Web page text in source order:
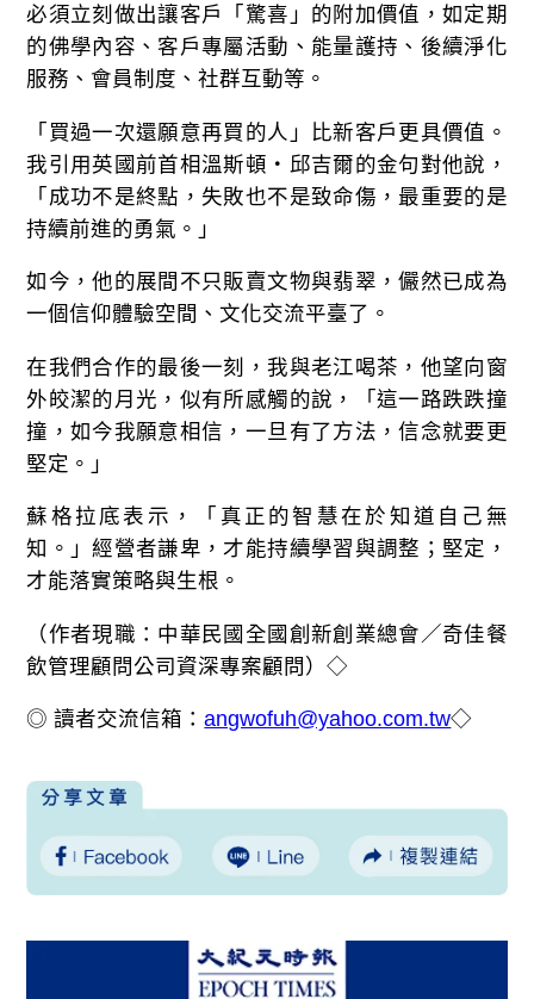
必須立刻做出讓客戶「驚喜」的附加價值，如定期
的佛學內容、客戶專屬活動、能量護持、後續淨化
服務、會員制度、社群互動等。
「買過一次還願意再買的人」比新客戶更具價值。
我引用英國前首相溫斯頓‧邱吉爾的金句對他說，
「成功不是終點，失敗也不是致命傷，最重要的是
持續前進的勇氣。」
如今，他的展間不只販賣文物與翡翠，儼然已成為
一個信仰體驗空間、文化交流平臺了。
在我們合作的最後一刻，我與老江喝茶，他望向窗
外皎潔的月光，似有所感觸的說，「這一路跌跌撞
撞，如今我願意相信，一旦有了方法，信念就要更
堅定。」
蘇格拉底表示，「真正的智慧在於知道自己無
知。」經營者謙卑，才能持續學習與調整；堅定，
才能落實策略與生根。
（作者現職：中華民國全國創新創業總會／奇佳餐
飲管理顧問公司資深專案顧問）◇
◎ 讀者交流信箱：angwofuh@yahoo.com.tw◇